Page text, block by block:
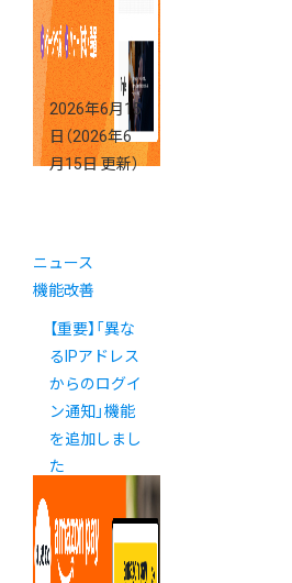
2026年6月15
日 （2026年6
月15日 更新）
ニュース
機能改善
【重要】「異な
るIPアドレス
からのログイ
ン通知」機能
を追加しまし
た